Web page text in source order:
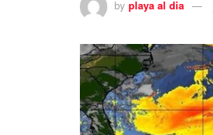
by playa al dia